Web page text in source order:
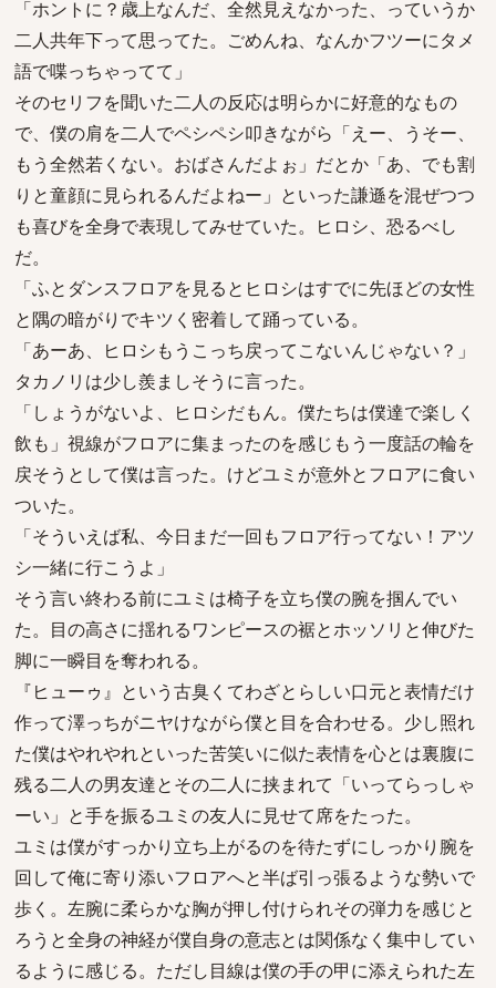
「ホントに？歳上なんだ、全然見えなかった、っていうか
二人共年下って思ってた。ごめんね、なんかフツーにタメ
語で喋っちゃってて」
そのセリフを聞いた二人の反応は明らかに好意的なもの
で、僕の肩を二人でペシペシ叩きながら「えー、うそー、
もう全然若くない。おばさんだよぉ」だとか「あ、でも割
りと童顔に見られるんだよねー」といった謙遜を混ぜつつ
も喜びを全身で表現してみせていた。ヒロシ、恐るべし
だ。
「ふとダンスフロアを見るとヒロシはすでに先ほどの女性
と隅の暗がりでキツく密着して踊っている。
「あーあ、ヒロシもうこっち戻ってこないんじゃない？」
タカノリは少し羨ましそうに言った。
「しょうがないよ、ヒロシだもん。僕たちは僕達で楽しく
飲も」視線がフロアに集まったのを感じもう一度話の輪を
戻そうとして僕は言った。けどユミが意外とフロアに食い
ついた。
「そういえば私、今日まだ一回もフロア行ってない！アツ
シ一緒に行こうよ」
そう言い終わる前にユミは椅子を立ち僕の腕を掴んでい
た。目の高さに揺れるワンピースの裾とホッソリと伸びた
脚に一瞬目を奪われる。
『ヒューゥ』という古臭くてわざとらしい口元と表情だけ
作って澤っちがニヤけながら僕と目を合わせる。少し照れ
た僕はやれやれといった苦笑いに似た表情を心とは裏腹に
残る二人の男友達とその二人に挟まれて「いってらっしゃ
ーい」と手を振るユミの友人に見せて席をたった。
ユミは僕がすっかり立ち上がるのを待たずにしっかり腕を
回して俺に寄り添いフロアへと半ば引っ張るような勢いで
歩く。左腕に柔らかな胸が押し付けられその弾力を感じと
ろうと全身の神経が僕自身の意志とは関係なく集中してい
るように感じる。ただし目線は僕の手の甲に添えられた左